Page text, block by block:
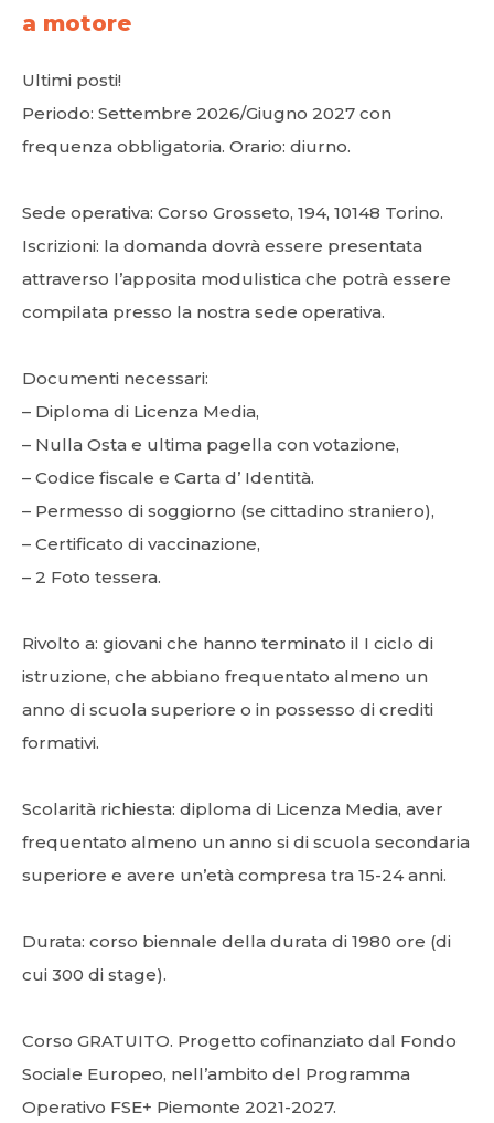
a motore
Ultimi posti!
Periodo: Settembre 2026/Giugno 2027 con
frequenza obbligatoria. Orario: diurno.
Sede operativa: Corso Grosseto, 194, 10148 Torino.
Iscrizioni: la domanda dovrà essere presentata
attraverso l’apposita modulistica che potrà essere
compilata presso la nostra sede operativa.
Documenti necessari:
– Diploma di Licenza Media,
– Nulla Osta e ultima pagella con votazione,
– Codice fiscale e Carta d’ Identità.
– Permesso di soggiorno (se cittadino straniero),
– Certificato di vaccinazione,
– 2 Foto tessera.
Rivolto a: giovani che hanno terminato il I ciclo di
istruzione, che abbiano frequentato almeno un
anno di scuola superiore o in possesso di crediti
formativi.
Scolarità richiesta: diploma di Licenza Media, aver
frequentato almeno un anno si di scuola secondaria
superiore e avere un’età compresa tra 15-24 anni.
Durata: corso biennale della durata di 1980 ore (di
cui 300 di stage).
Corso GRATUITO. Progetto cofinanziato dal Fondo
Sociale Europeo, nell’ambito del Programma
Operativo FSE+ Piemonte 2021-2027.